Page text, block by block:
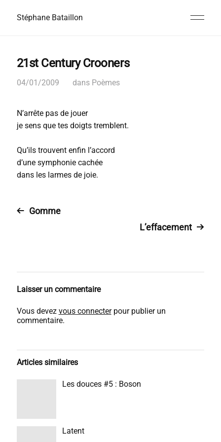
Stéphane Bataillon
21st Century Crooners
04/01/2009 dans Poèmes
N’arrête pas de jouer
je sens que tes doigts tremblent.
Qu’ils trouvent enfin l’accord
d’une symphonie cachée
dans les larmes de joie.
Gomme
L’effacement
Laisser un commentaire
Vous devez vous connecterpour publier un
commentaire.
Articles similaires
Les douces #5 : Boson
Latent